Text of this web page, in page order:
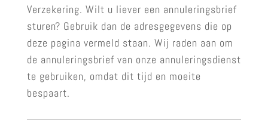
Verzekering. Wilt u liever een annuleringsbrief
sturen? Gebruik dan de adresgegevens die op
deze pagina vermeld staan. Wij raden aan om
de annuleringsbrief van onze annuleringsdienst
te gebruiken, omdat dit tijd en moeite
bespaart.